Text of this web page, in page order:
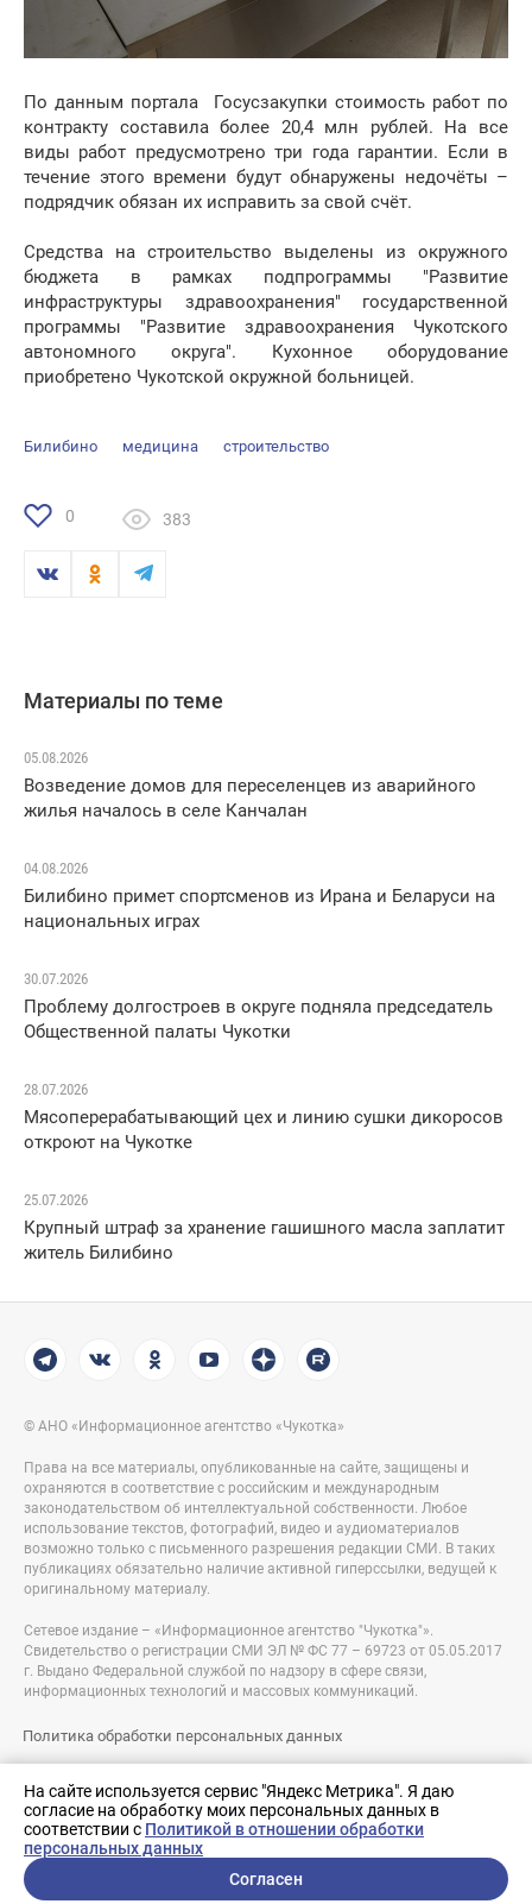
На сайте используется сервис "Яндекс Метрика". Я даю
согласие на обработку моих персональных данных в
соответствии с Политикой в отношении обработки
персональных данных
Согласен
По данным портала Госусзакупки стоимость работ по
контракту составила более 20,4 млн рублей. На все
виды работ предусмотрено три года гарантии. Если в
течение этого времени будут обнаружены недочёты –
подрядчик обязан их исправить за свой счёт.
Средства на строительство выделены из окружного
бюджета в рамках подпрограммы "Развитие
инфраструктуры здравоохранения" государственной
программы "Развитие здравоохранения Чукотского
автономного округа". Кухонное оборудование
приобретено Чукотской окружной больницей.
Билибино медицина строительство
0 383
Материалы по теме
05.08.2026
Возведение домов для переселенцев из аварийного
жилья началось в селе Канчалан
04.08.2026
Билибино примет спортсменов из Ирана и Беларуси на
национальных играх
30.07.2026
Проблему долгостроев в округе подняла председатель
Общественной палаты Чукотки
28.07.2026
Мясоперерабатывающий цех и линию сушки дикоросов
откроют на Чукотке
25.07.2026
Крупный штраф за хранение гашишного масла заплатит
житель Билибино
© АНО «Информационное агентство «Чукотка»
Права на все материалы, опубликованные на сайте, защищены и
охраняются в соответствие с российским и международным
законодательством об интеллектуальной собственности. Любое
использование текстов, фотографий, видео и аудиоматериалов
возможно только с письменного разрешения редакции СМИ. В таких
публикациях обязательно наличие активной гиперссылки, ведущей к
оригинальному материалу.
Сетевое издание – «Информационное агентство "Чукотка"».
Свидетельство о регистрации СМИ ЭЛ № ФС 77 – 69723 от 05.05.2017
г. Выдано Федеральной службой по надзору в сфере связи,
информационных технологий и массовых коммуникаций.
Политика обработки персональных данных
Разработка сайта:
nologostudio.ru